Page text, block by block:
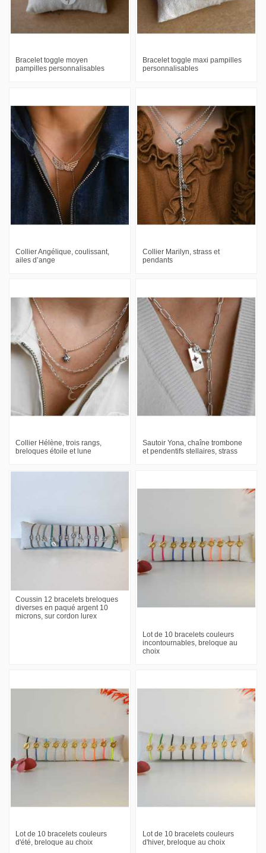
Bracelet toggle moyen
pampilles personnalisables
Bracelet toggle maxi pampilles
personnalisables
Collier Angélique, coulissant,
ailes d’ange
Collier Marilyn, strass et
pendants
Collier Hélène, trois rangs,
breloques étoile et lune
Sautoir Yona, chaîne trombone
et pendentifs stellaires, strass
Coussin 12 bracelets breloques
diverses en paqué argent 10
microns, sur cordon lurex
Lot de 10 bracelets couleurs
incontournables, breloque au
choix
Lot de 10 bracelets couleurs
d'été, breloque au choix
Lot de 10 bracelets couleurs
d'hiver, breloque au choix